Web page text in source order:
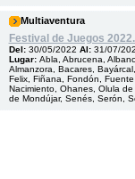
Multiaventura
Festival de Juegos
Del: 30/05/2022 Al: 31/07/
Lugar: Abla, Abrucena,
Almanzora, Bacares,
Felix, Fiñana, Fondón,
Nacimiento, Ohanes, Olula
de Mondújar, Senés, Serón,